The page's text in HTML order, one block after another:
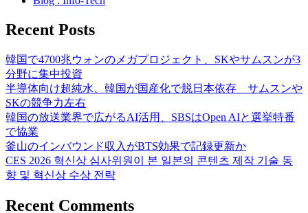
Recent Posts
韓国で4700兆ウォンのメガプロジェクト、SKやサムスンが3
分野に集中投資
半導体向け超純水、韓国が国産化で脱日本依存 サムスンや
SKの競争力左右
韓国の放送業界で広がるAI活用、SBSはOpen AIと選挙特番
で協業
釜山のインバウンド収入がBTS効果で記録更新か
CES 2026 혁신상 심사위원이 본 일본의 콘텐츠 제작 기술 동
향 및 혁신상 수상 전략
Recent Comments